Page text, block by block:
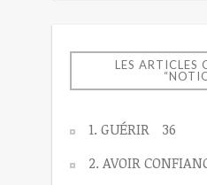
LES ARTICLES
1. GUÉRIR
36
2. AVOIR